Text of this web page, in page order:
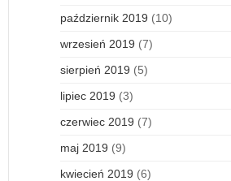
październik 2019 (10)
wrzesień 2019 (7)
sierpień 2019 (5)
lipiec 2019 (3)
czerwiec 2019 (7)
maj 2019 (9)
kwiecień 2019 (6)